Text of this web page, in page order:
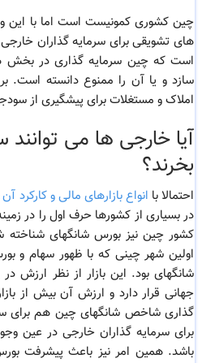
چین کشوری کمونیست است اما با
های تشویقی برای سرمایه گذاران
است که چین سرمایه گذاری در بخش
سازد و یا آن را ممنوع دانسته است.
املاک و مستغلات برای پیشگیری از
آیا خارجی ها می
بخرند؟
احتمالا با انواع بازارهای مالی و کارکرد
در بسیاری از کشورها حرف اول را در
کشور چین نیز بورس شانگهای شناخته
اولین شهر چینی که با ظهور سهام و
شانگهای بود. این بازار از نظر ارزش
جهانی قرار دارد و ارزش آن بیش از
گذاری شاخص شانگهای چین هم برای
برای سرمایه گذاران خارجی در عین
باشد. همین امر نیز باعث پیشرفت